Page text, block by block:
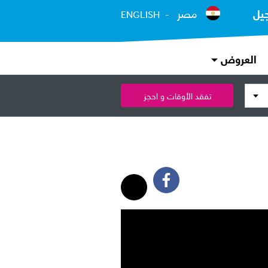
مصر ENGLISH
العروض
تفقد الأوقات و احجز